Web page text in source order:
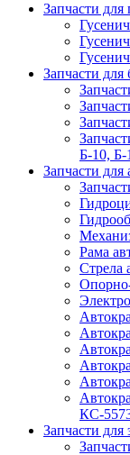
Запчасти
Запчасти для
Б-10,
Запчасти для
Рама
Стрела
КС-
Запчасти для